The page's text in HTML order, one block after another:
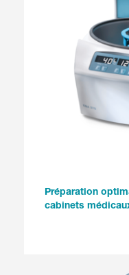
Préparation
cabinets